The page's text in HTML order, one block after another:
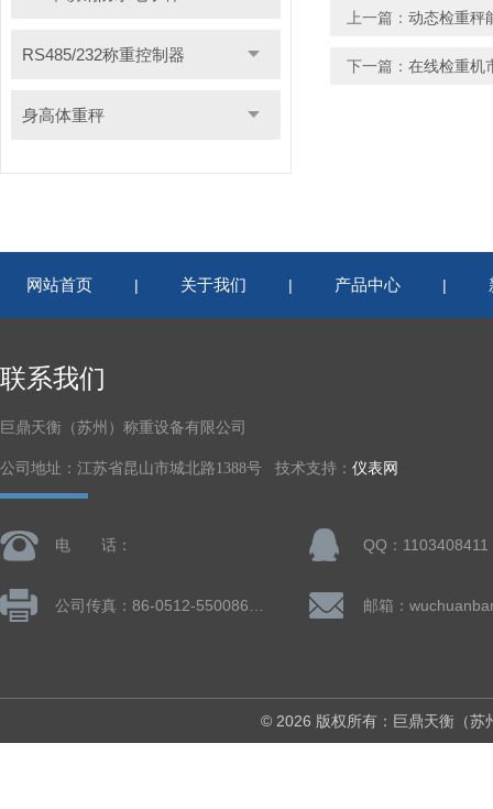
RS485/232称重控制器
身高体重秤
上一篇： 动态检重秤
下一篇： 在线检重机
网站首页 | 关于我们 | 产品中心 |
联系我们
巨鼎天衡（苏州）称重设备有限公司
公司地址：江苏省昆山市城北路1388号 技术支持： 仪表网
电 话： QQ：1103408411
© 2026 版权所有：巨鼎天衡（